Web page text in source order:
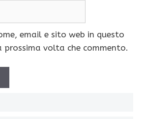
email e sito web in questo
prossima volta che commento.